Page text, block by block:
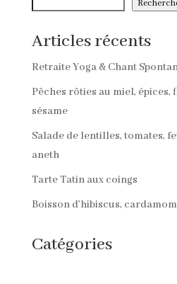
Articles récents
Retraite Yoga & Chant
Pêches rôties au miel, épices,
sésame
Salade de lentilles, tomates,
aneth
Tarte Tatin aux coings
Boisson d’hibiscus,
Catégories